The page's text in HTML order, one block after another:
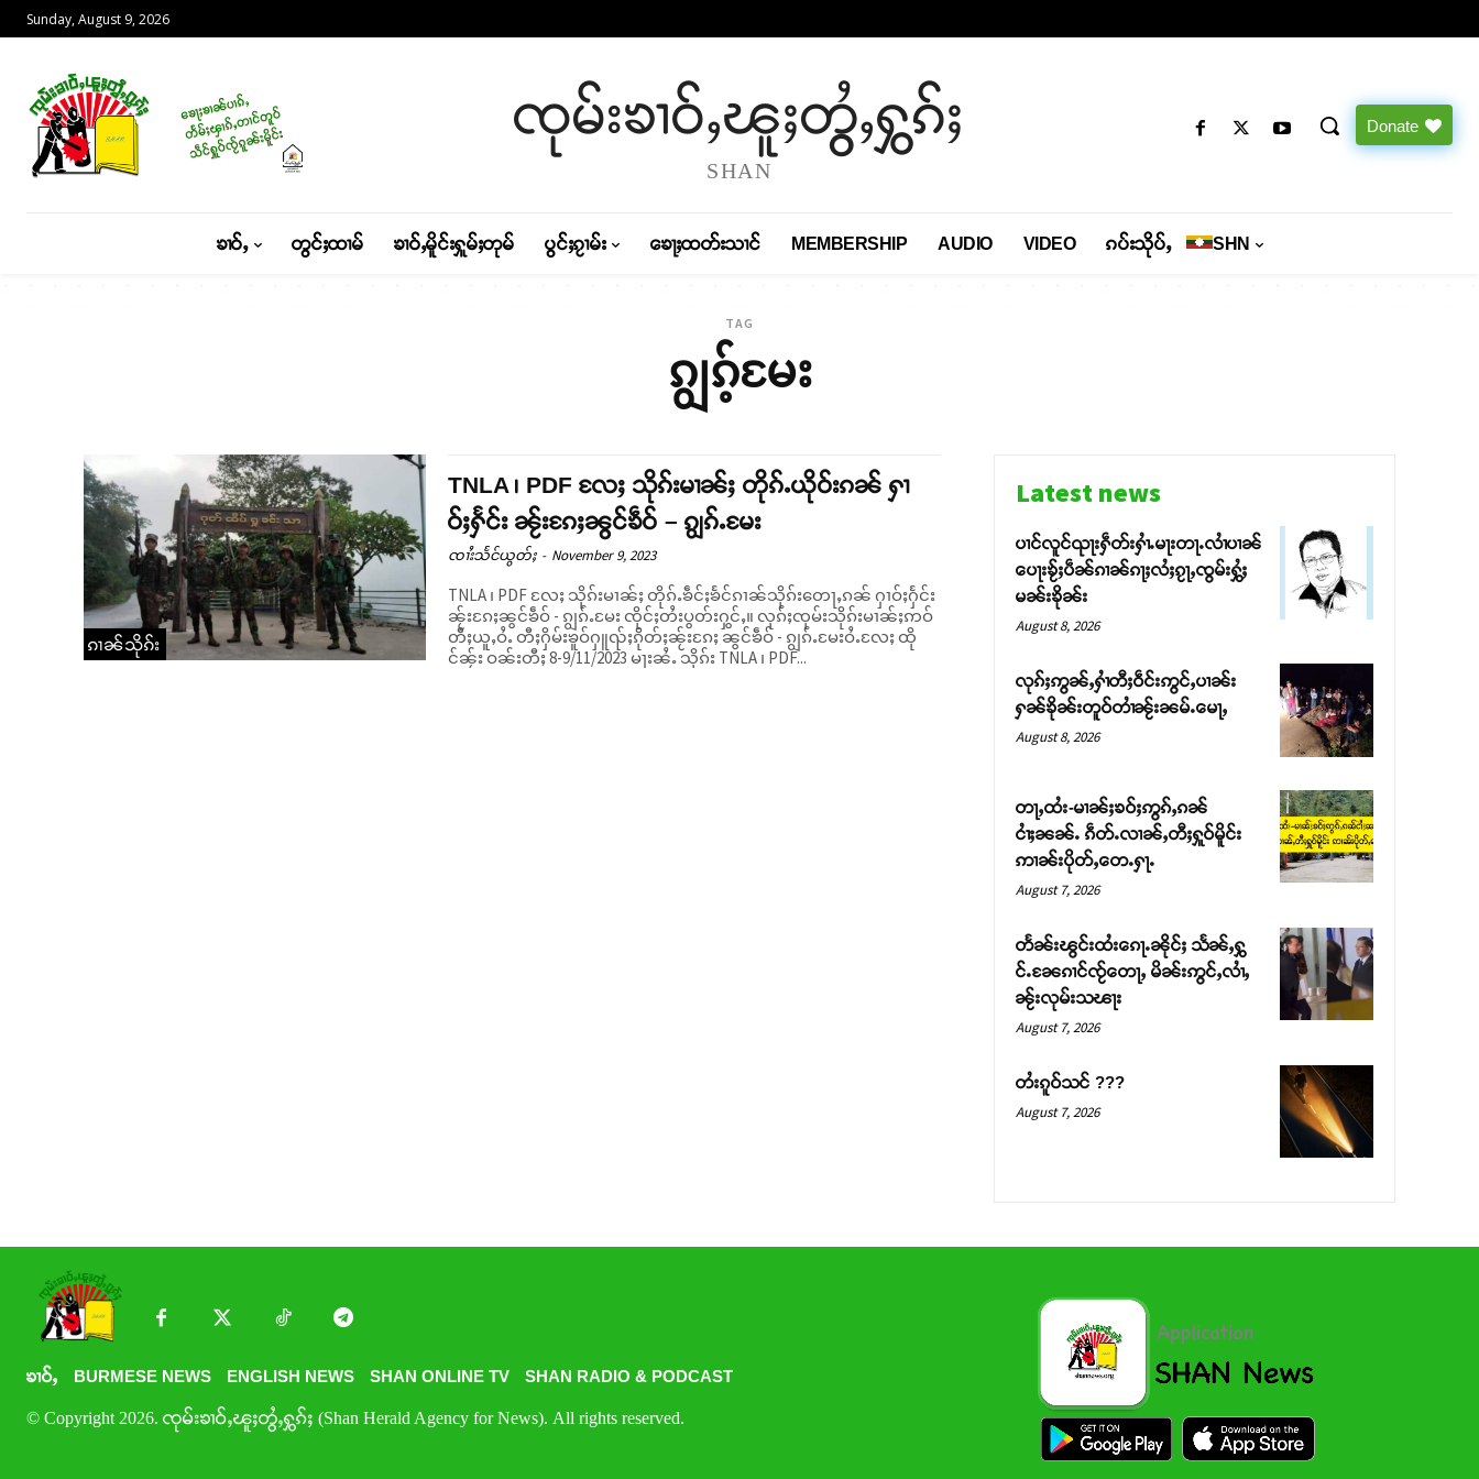
Sunday, August 9, 2026
ၸုမ်းၶၢဝ်ႇၽူႈတွႆႇႁွၵ်ႈ
SHAN
Donate
ၶၢဝ်ႇ တွင်ႈထၢမ် ၶၢဝ်ႇမိူင်းႁူမ်ႈတုမ် ပွင်ႈၵႂၢမ်း ၶေႃႈထတ်းသၢင် MEMBERSHIP AUDIO VIDEO ၵပ်းသိုပ်ႇ SHN
TAG
ၵျွၵ့်မႄး
ၵၢၼ်သိုၵ်း
TNLA ၊ PDF လႄႈ သိုၵ်းမၢၼ်ႈ တိုၵ်ႉယိုဝ်းၵၼ် ႁၢ
ဝ်ႈႁႅင်း ၼႂ်းၵႄႈၼွင်ၶဵဝ် – ၵျွၵ်ႉမႄး
ၸၢႆးသႅင်ယွတ်ႈ - November 9, 2023
TNLA ၊ PDF လႄႈ သိုၵ်းမၢၼ်ႈ တိုၵ်ႉၶဵင်ႈၶႅင်ၵၢၼ်သိုၵ်းတေႃႇၵၼ် ႁၢဝ်ႈႁႅင်း
ၼႂ်းၵႄႈၼွင်ၶဵဝ် - ၵျွၵ်ႉမႄး ၸိုင်ႈတႆးပွတ်းႁွင်ႇ။ လုၵ်ႈၸုမ်းသိုၵ်းမၢၼ်ႈဢဝ်
တီႈယူႇဝႆႉ တီႈႁိမ်းၶူဝ်ႁူၺ်ႈၵိုတ်ႈၼႂ်းၵႄႈ ၼွင်ၶဵဝ် - ၵျွၵ်ႉမႄးဝႆႉလႄႈ ထို
င်ၼႂ်း ဝၼ်းတီႈ 8-9/11/2023 မႃးၼႆႉ သိုၵ်း TNLA ၊ PDF...
Latest news
ပၢင်လူင်ၺႃးႁဵတ်းႁၢႆႉမႃးတႃႉလၢႆပၢၼ် ​​
ပေႃးၶႂ်ႈပဵၼ်ၵၢၼ်ၵႃႈလႆႈၵႂႃႇၸွမ်းႁွႆႈ
မၼ်းၶိုၼ်း
August 8, 2026
လုၵ်ႈဢွၼ်ႇႁၢႆတီႈဝဵင်းဢွင်ႇပၢၼ်း
ႁၼ်ၶိုၼ်းတူဝ်တၢႆၼႂ်းၼမ်ႉမေႃႇ
August 8, 2026
တႃႇထႆး-မၢၼ်ႈၶဝ်ႈဢွၵ်ႇၵၼ်
ငၢႆႈၼၼ်ႉ ၵဵတ်ႉလၢၼ်ႇတီႈႁူဝ်မိူင်း
ဢၢၼ်းပိုတ်ႇတေႉႁႃႉ
August 7, 2026
တႅၼ်းၽွင်းထႆးၵေႃႉၼိုင်ႈ သႅၼ်ႇႁွ
င်ႉၼႄၵၢင်ၸႂ်တေႃႇ မိၼ်းဢွင်ႇလၢႆႇ
ၼႂ်းလုမ်းသၽႃး
August 7, 2026
တႆးၵူဝ်သင် ???
August 7, 2026
ၶၢဝ်ႇ BURMESE NEWS ENGLISH NEWS SHAN ONLINE TV SHAN RADIO & PODCAST
© Copyright 2026. ၸုမ်းၶၢဝ်ႇၽူႈတွႆႇႁွၵ်ႈ (Shan Herald Agency for News). All rights reserved.